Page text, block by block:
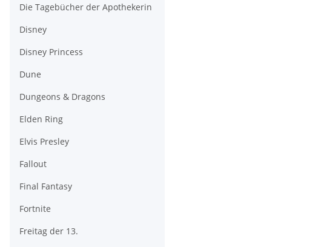
Die Tagebücher der Apothekerin
Disney
Disney Princess
Dune
Dungeons & Dragons
Elden Ring
Elvis Presley
Fallout
Final Fantasy
Fortnite
Freitag der 13.